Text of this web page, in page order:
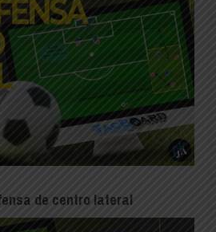
de centro lateral